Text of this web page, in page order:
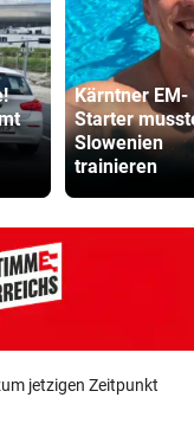
Kärntner EM-
Starter
Slowenien
trainieren
jetzigen Zeitpunkt